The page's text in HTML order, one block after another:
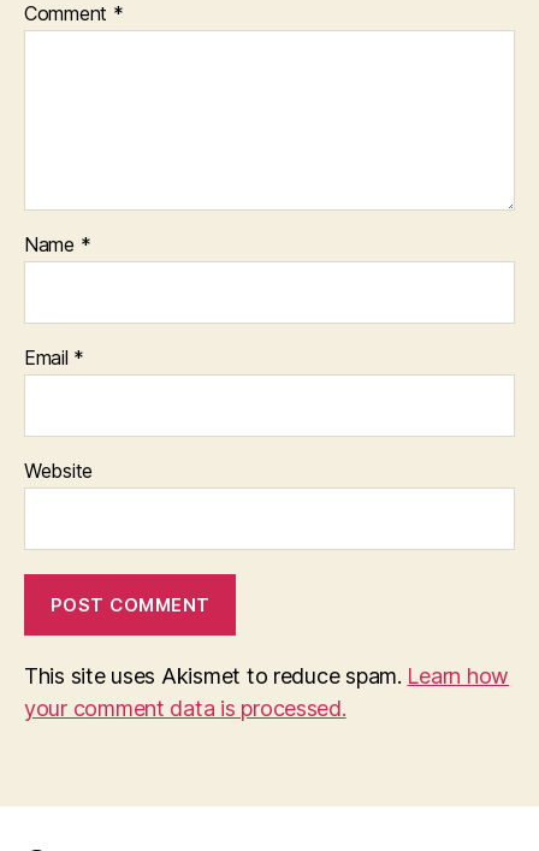
Comment *
Name *
Email *
Website
This site uses Akismet to reduce spam. Learn how
your comment data is processed.